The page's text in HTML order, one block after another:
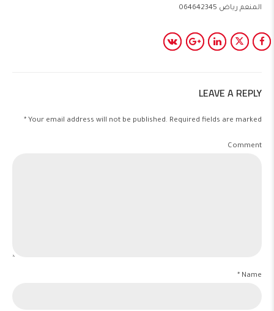
المنعم رياض 064642345
LEAVE A REPLY
Your email address will not be published. Required fields are marked *
Comment
Name *